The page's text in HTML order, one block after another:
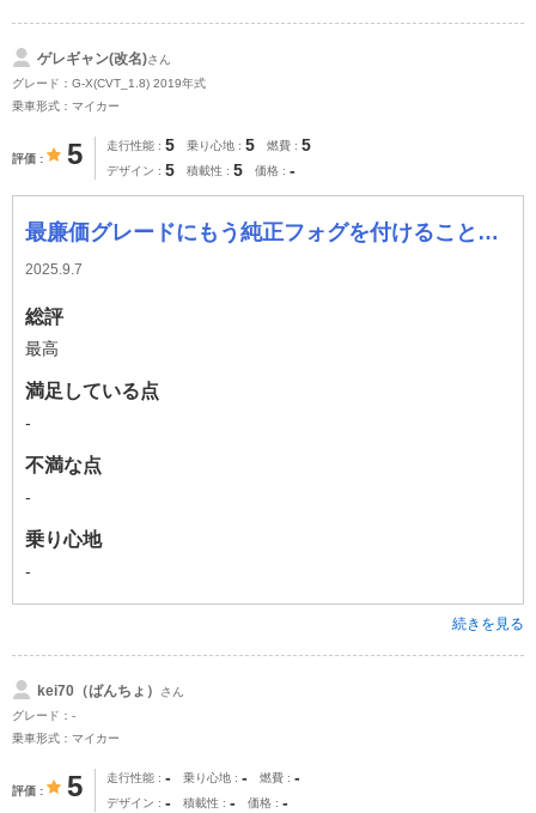
ゲレギャン(改名)さん
グレード：G-X(CVT_1.8) 2019年式
乗車形式：マイカー
評価 5 走行性能 5 乗り心地 5 燃費 5
デザイン 5 積載性 5 価格 -
最廉価グレードにもう純正フォグを付けることは可能です✌️
2025.9.7
総評
最高
満足している点
-
不満な点
-
乗り心地
-
続きを見る
kei70（ばんちょ）
さん
グレード：-
乗車形式：マイカー
評価 5 走行性能 - 乗り心地 - 燃費 -
デザイン - 積載性 - 価格 -